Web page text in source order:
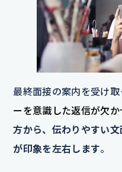
最終面接の案内を受け
ーを意識した返信が欠か
方から、伝わりやすい
が印象を左右します。